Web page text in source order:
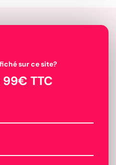
sur ce site?
TTC